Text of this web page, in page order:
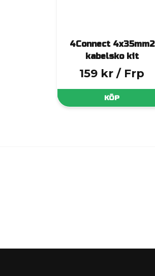
4Connect 4x35mm2
kabelsko kit
159 kr / Frp
KÖP